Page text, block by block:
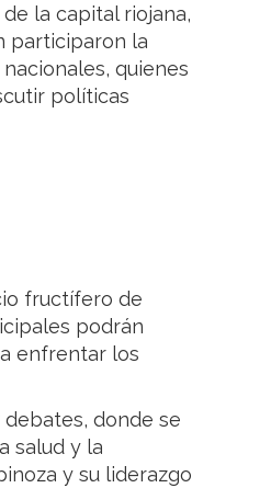
la capital riojana,
participaron la
quienes
políticas
fructífero de
podrán
enfrentar los
donde se
salud y la
y su liderazgo